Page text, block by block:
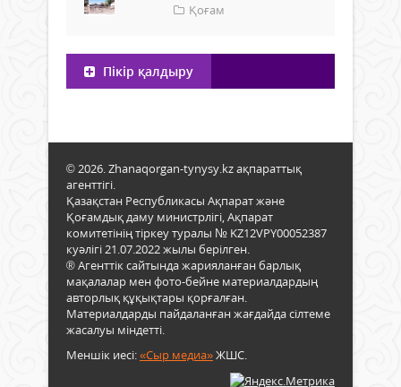
Қоғам
Пікір қалдыру
© 2026. Zhanaqorgan-tynysy.kz ақпараттық
агенттігі.
Қазақстан Республикасы Ақпарат және
Қоғамдық даму министрлігі, Ақпарат
комитетінің тіркеу туралы № KZ12VPY00052387
куәлігі 21.07.2022 жылы берілген.
® Агенттік сайтында жарияланған барлық
мақалалар мен фото-бейне материалдардың
авторлық құқықтары қорғалған.
Материалдарды пайдаланған жағдайда сілтеме
жасалуы міндетті.
Меншік иесі:«Сыр медиа»ЖШС.